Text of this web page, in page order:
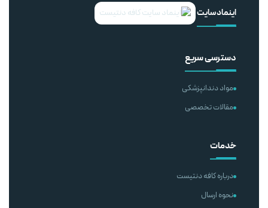
اینماد سایت
دسترسی سریع
مواد دندانپزشکی
مقالات تخصصی
خدمات
درباره کافه دنتیست
نحوه ارسال